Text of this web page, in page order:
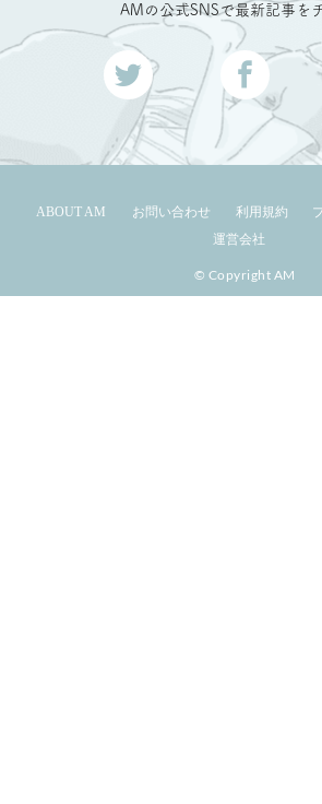
AMの公式SNSで最新記事を
ABOUT AM お問い合わせ 利用規約
運営会社
© Copyright AM